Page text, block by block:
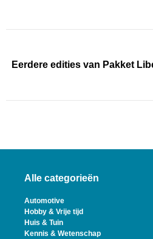
Eerdere edities van Pakket
Alle categorieën
Automotive
Hobby & Vrije tijd
Huis & Tuin
Kennis & Wetenschap